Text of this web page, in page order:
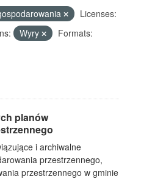
Licenses:
Wyry
Formats:
planów
i archiwalne
przestrzennego,
przestrzennego w gminie